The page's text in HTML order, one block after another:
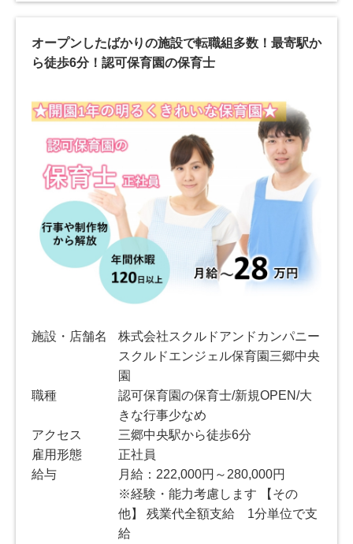
オープンしたばかりの施設で転職組多数！最寄駅か
ら徒歩6分！認可保育園の保育士
施設・店舗名
株式会社スクルドアンドカンパニー
スクルドエンジェル保育園三郷中央
園
職種
認可保育園の保育士/新規OPEN/大
きな行事少なめ
アクセス
三郷中央駅から徒歩6分
雇用形態
正社員
給与
月給：222,000円～280,000円
※経験・能力考慮します 【その
他】 残業代全額支給 1分単位で支
給